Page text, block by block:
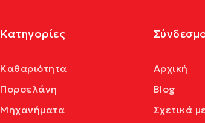
Κατηγορίες
Καθαριότητα
Πορσελάνη
Μηχανήματα
Αρχική
Blog
Σχετικά